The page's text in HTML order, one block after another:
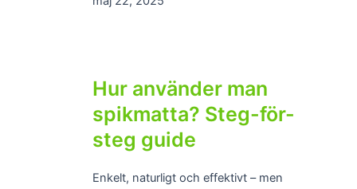
Hur använder man
spikmatta? Steg-för-
steg guide
Enkelt, naturligt och effektivt – men